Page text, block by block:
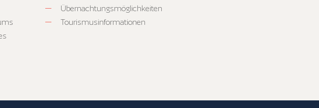
Übernachtungsmöglichkeiten
Tourismusinformationen